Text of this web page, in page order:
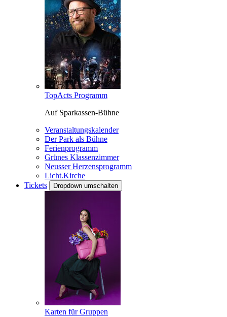
TopActs Programm
Auf Sparkassen-Bühne
Veranstaltungskalender
Der Park als Bühne
Ferienprogramm
Grünes Klassenzimmer
Neusser Herzensprogramm
Licht.Kirche
Tickets
Dropdown umschalten
Karten für Gruppen